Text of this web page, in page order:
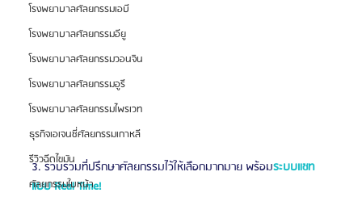
โรงพยาบาลศัลยกรรมเอบี
โรงพยาบาลศัลยกรรมอียู
โรงพยาบาลศัลยกรรมวอนจิน
โรงพยาบาลศัลยกรรมอูรี
โรงพยาบาลศัลยกรรมไพรเวท
ธุรกิจเอเจนซี่ศัลยกรรมเกาหลี
รีวิวฉีดไขมัน
ศัลยกรรมใบหน้า
3. รวบรวมที่ปรึกษาศัลยกรรมไว้ให้เลือกมากมาย พร้อมระบบแชท
แบบ Real Time!